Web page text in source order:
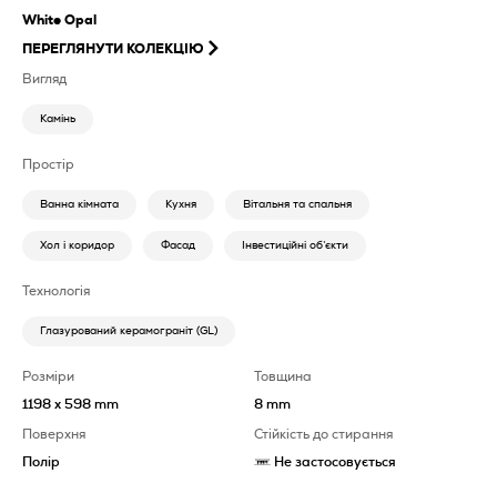
White Opal
ПЕРЕГЛЯНУТИ КОЛЕКЦІЮ
Вигляд
Камінь
Простір
Ванна кімната Кухня Вітальня та спальня
Хол і коридор Фасад Інвестиційні об’єкти
Технологія
Глазурований керамограніт (GL)
Розміри
1198 x 598 mm
Товщина
8 mm
Поверхня
Полір
Стійкість до стирання
Не застосовується